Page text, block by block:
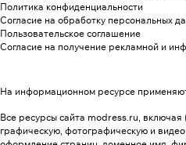
Политика конфиденциальности
Согласие на обработку персональных
Пользовательское соглашение
Согласие на получение рекламной и
На информационном ресурсе
Все ресурсы сайта modress.ru, включая
графическую, фотографическую и